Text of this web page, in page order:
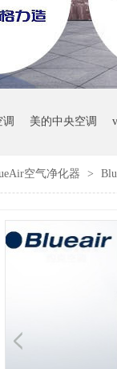
美的中央空调
空气净化器 >